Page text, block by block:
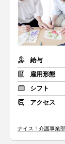
給与
雇用形態
シフト
アクセス
ナイス！介護事業